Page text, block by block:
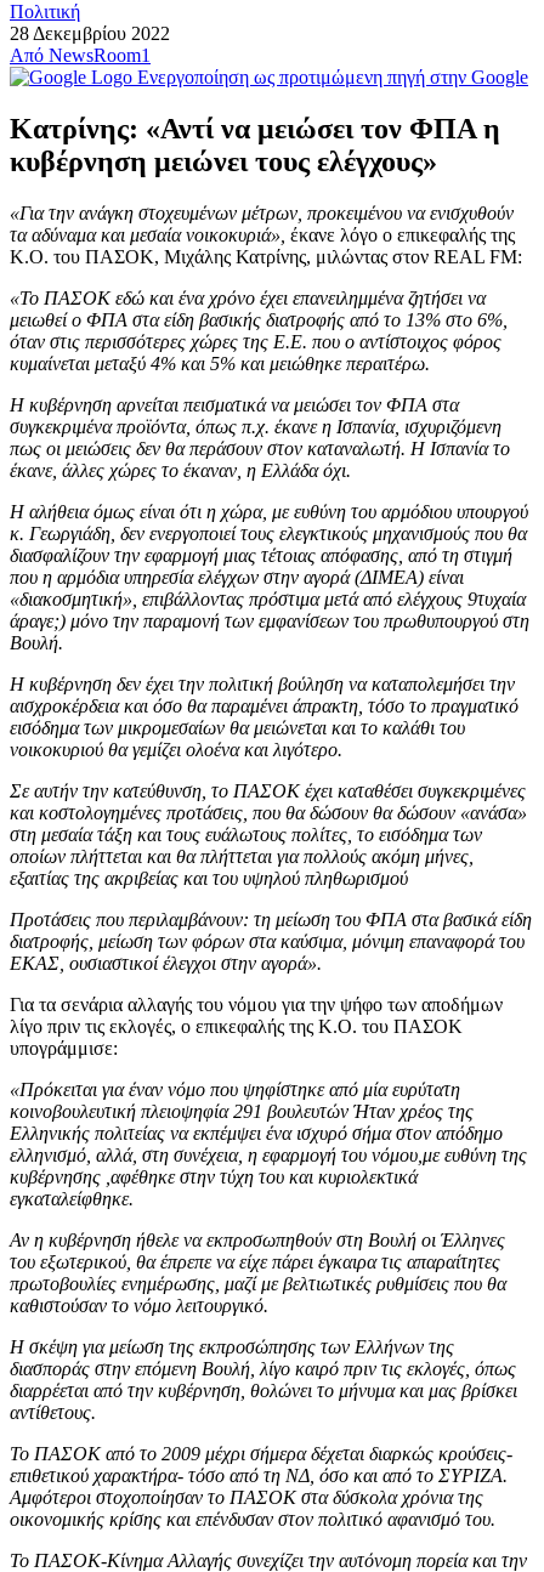
Πολιτική
28 Δεκεμβρίου 2022
Από NewsRoom1
Ενεργοποίηση ως προτιμώμενη πηγή στην Google
Κατρίνης: «Αντί να μειώσει τον ΦΠΑ η
κυβέρνηση μειώνει τους ελέγχους»
«Για την ανάγκη στοχευμένων μέτρων, προκειμένου να ενισχυθούν
τα αδύναμα και μεσαία νοικοκυριά», έκανε λόγο ο επικεφαλής της
Κ.Ο. του ΠΑΣΟΚ, Μιχάλης Κατρίνης, μιλώντας στον REAL FM:
«To ΠΑΣΟΚ εδώ και ένα χρόνο έχει επανειλημμένα ζητήσει να
μειωθεί ο ΦΠΑ στα είδη βασικής διατροφής από το 13% στο 6%,
όταν στις περισσότερες χώρες της Ε.Ε. που ο αντίστοιχος φόρος
κυμαίνεται μεταξύ 4% και 5% και μειώθηκε περαιτέρω.
Η κυβέρνηση αρνείται πεισματικά να μειώσει τον ΦΠΑ στα
συγκεκριμένα προϊόντα, όπως π.χ. έκανε η Ισπανία, ισχυριζόμενη
πως οι μειώσεις δεν θα περάσουν στον καταναλωτή. Η Ισπανία το
έκανε, άλλες χώρες το έκαναν, η Ελλάδα όχι.
Η αλήθεια όμως είναι ότι η χώρα, με ευθύνη του αρμόδιου υπουργού
κ. Γεωργιάδη, δεν ενεργοποιεί τους ελεγκτικούς μηχανισμούς που θα
διασφαλίζουν την εφαρμογή μιας τέτοιας απόφασης, από τη στιγμή
που η αρμόδια υπηρεσία ελέγχων στην αγορά (ΔΙΜΕΑ) είναι
«διακοσμητική», επιβάλλοντας πρόστιμα μετά από ελέγχους 9τυχαία
άραγε;) μόνο την παραμονή των εμφανίσεων του πρωθυπουργού στη
Βουλή.
Η κυβέρνηση δεν έχει την πολιτική βούληση να καταπολεμήσει την
αισχροκέρδεια και όσο θα παραμένει άπρακτη, τόσο το πραγματικό
εισόδημα των μικρομεσαίων θα μειώνεται και το καλάθι του
νοικοκυριού θα γεμίζει ολοένα και λιγότερο.
Σε αυτήν την κατεύθυνση, το ΠΑΣΟΚ έχει καταθέσει συγκεκριμένες
και κοστολογημένες προτάσεις, που θα δώσουν θα δώσουν «ανάσα»
στη μεσαία τάξη και τους ευάλωτους πολίτες, το εισόδημα των
οποίων πλήττεται και θα πλήττεται για πολλούς ακόμη μήνες,
εξαιτίας της ακριβείας και του υψηλού πληθωρισμού
Προτάσεις που περιλαμβάνουν: τη μείωση του ΦΠΑ στα βασικά είδη
διατροφής, μείωση των φόρων στα καύσιμα, μόνιμη επαναφορά του
ΕΚΑΣ, ουσιαστικοί έλεγχοι στην αγορά».
Για τα σενάρια αλλαγής του νόμου για την ψήφο των αποδήμων
λίγο πριν τις εκλογές, ο επικεφαλής της Κ.Ο. του ΠΑΣΟΚ
υπογράμμισε:
«Πρόκειται για έναν νόμο που ψηφίστηκε από μία ευρύτατη
κοινοβουλευτική πλειοψηφία 291 βουλευτών Ήταν χρέος της
Ελληνικής πολιτείας να εκπέμψει ένα ισχυρό σήμα στον απόδημο
ελληνισμό, αλλά, στη συνέχεια, η εφαρμογή του νόμου,με ευθύνη της
κυβέρνησης ,αφέθηκε στην τύχη του και κυριολεκτικά
εγκαταλείφθηκε.
Αν η κυβέρνηση ήθελε να εκπροσωπηθούν στη Βουλή οι Έλληνες
του εξωτερικού, θα έπρεπε να είχε πάρει έγκαιρα τις απαραίτητες
πρωτοβουλίες ενημέρωσης, μαζί με βελτιωτικές ρυθμίσεις που θα
καθιστούσαν το νόμο λειτουργικό.
Η σκέψη για μείωση της εκπροσώπησης των Ελλήνων της
διασποράς στην επόμενη Βουλή, λίγο καιρό πριν τις εκλογές, όπως
διαρρέεται από την κυβέρνηση, θολώνει το μήνυμα και μας βρίσκει
αντίθετους.
To ΠΑΣΟΚ από το 2009 μέχρι σήμερα δέχεται διαρκώς κρούσεις-
επιθετικού χαρακτήρα- τόσο από τη ΝΔ, όσο και από το ΣΥΡΙΖΑ.
Αμφότεροι στοχοποίησαν το ΠΑΣΟΚ στα δύσκολα χρόνια της
οικονομικής κρίσης και επένδυσαν στον πολιτικό αφανισμό του.
Το ΠΑΣΟΚ-Κίνημα Αλλαγής συνεχίζει την αυτόνομη πορεία και την